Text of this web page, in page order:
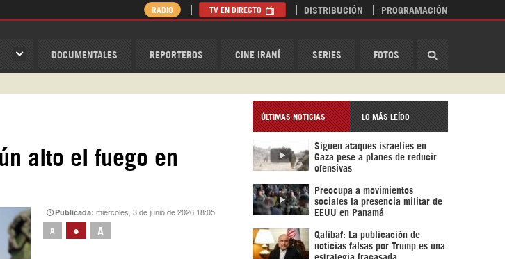
DOCUMENTALES REPORTEROS CINE IRANÍ SERIES FOTOS
RADIO TV EN DIRECTO DISTRIBUCIÓN PROGRAMACIÓN
alto el fuego en
Publicada:miércoles, 3 de junio de 2026 18:05
A • A
ÚLTIMAS NOTICIAS LO MÁS LEÍDO
Siguen ataques israelíes en
Gaza pese a planes de reducir
ofensivas
Preocupa a movimientos
sociales la presencia militar de
EEUU en Panamá
Qalibaf: La publicación de
noticias falsas por Trump es una
estrategia fracasada